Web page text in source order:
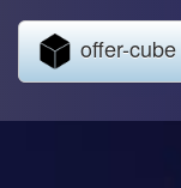
offer-cube